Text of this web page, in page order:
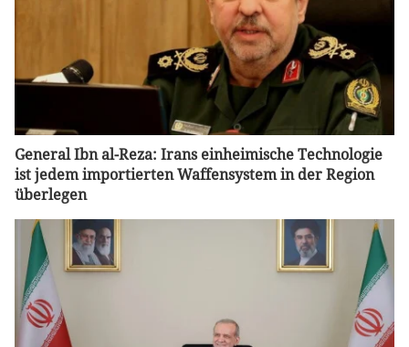
General Ibn al-Reza: Irans einheimische Technologie
ist jedem importierten Waffensystem in der Region
überlegen